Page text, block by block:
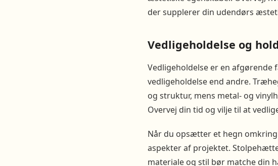
der supplerer din udendørs
Vedligeholdelse og
Vedligeholdelse er en
vedligeholdelse end andre.
og struktur, mens metal- og
Overvej din tid og vilje til at
Når du opsætter et hegn
aspekter af projektet.
materiale og stil bør matche din